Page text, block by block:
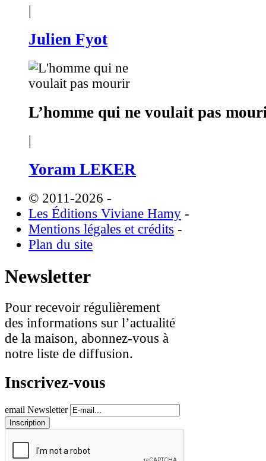
|
Julien Fyot
L’homme qui ne voulait pas
Yoram LEKER
© 2011-2026 -
Les Éditions Viviane Hamy -
Mentions légales et crédits -
Plan du site
Newsletter
Pour recevoir régulièrement
des informations sur l’actualité
de la maison, abonnez-vous à
notre liste de diffusion.
Inscrivez-vous
email Newsletter